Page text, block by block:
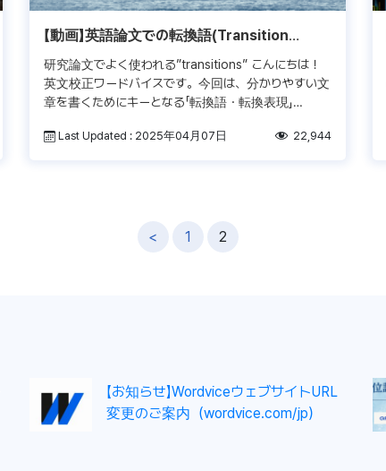
【動画】英語論文での転換語(Transition
Terms)の効果的な使用方法
研究論文でよく使われる”transitions” こんにちは！
英文校正ワードバイスです。今回は、分かりやすい文
章を書くためにキーとなる「転換語・転換表現」
Last Updated : 2025年04月07日 22,944
< 1 2
【お知らせ】WordviceウェブサイトURL
変更のご案内（wordvice.com/jp）